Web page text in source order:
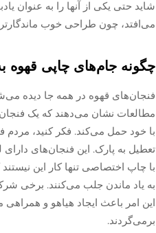
شاید حتی یکی از آنها را به عنوان
می‌افتد، چون طراحی خوب
چگونه جام‌های چاپی قهوه
فنجان‌های قهوه در همه جا دیده
مطالعات نشان می‌دهند که یک
با خود حمل می‌کند. فکر کنید، مردم
تعطیل به پارک. این فنجان‌های
با چاپ اختصاصی تنها کار این
به یاد ماندن جلب می‌کنند. برخی
این امر باعث ایجاد هیاهو و
برمی‌گردند.